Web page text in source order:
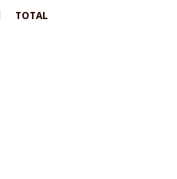
TOTAL